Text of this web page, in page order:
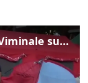
Gualtieri: "Responsabilità del Viminale su Spin Time? La posizione dei partiti è nota"